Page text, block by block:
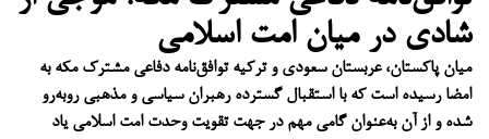
شادی در میان امت اسلامی
میان پاکستان، عربستان سعودی و ترکیه توافق‌نامه دفاعی مشترک مکه به
امضا رسیده است که با استقبال گسترده رهبران سیاسی و مذهبی روبه‌رو
شده و از آن به‌عنوان گامی مهم در جهت تقویت وحدت امت اسلامی یاد